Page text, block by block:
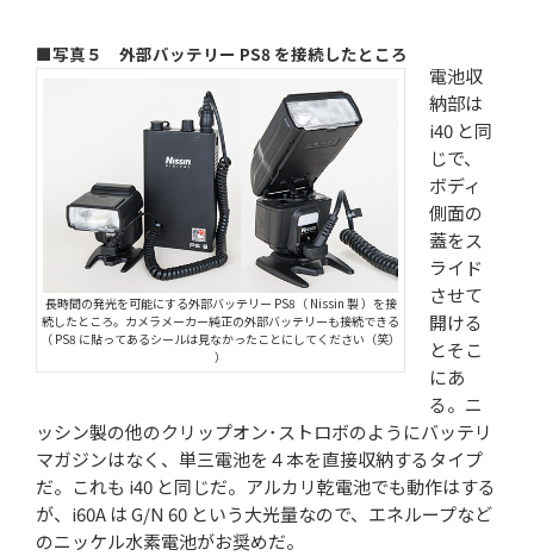
■写真５ 外部バッテリー PS8 を接続したところ
長時間の発光を可能にする外部バッテリー PS8（ Nissin 製 ）を接
続したところ。カメラメーカー純正の外部バッテリーも接続できる
（ PS8 に貼ってあるシールは見なかったことにしてください（笑）
）
電池収
納部は
i40 と同
じで、
ボディ
側面の
蓋をス
ライド
させて
開ける
とそこ
にあ
る。ニ
ッシン製の他のクリップオン･ストロボのようにバッテリ
マガジンはなく、単三電池を４本を直接収納するタイプ
だ。これも i40 と同じだ。アルカリ乾電池でも動作はする
が、i60A は G/N 60 という大光量なので、エネループなど
のニッケル水素電池がお奨めだ。